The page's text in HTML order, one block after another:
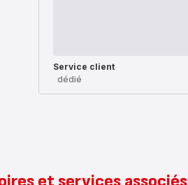
Service client
dédié